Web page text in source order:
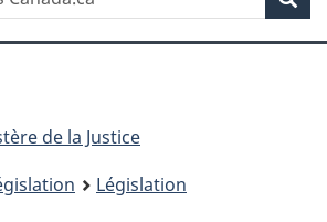
de
simplifiée
de la Justice
Législation